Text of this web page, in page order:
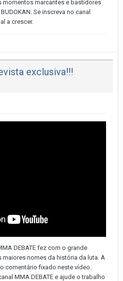
momentos marcantes e bastidores
Se inscreva no canal
a crescer.
exclusiva!!!
DEBATE fez com o grande
maiores nomes da história da luta. A
comentário fixado neste vídeo.
MMA DEBATE e ajude o trabalho